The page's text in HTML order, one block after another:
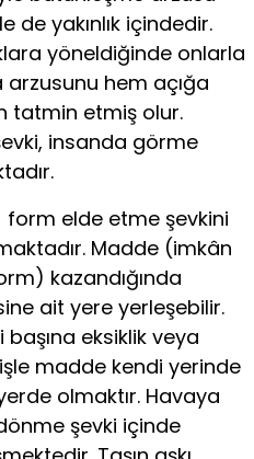
de yakınlık içindedir.
yöneldiğinde onlarla
hem açığa
tatmin etmiş olur.
insanda görme
elde etme şevkini
Madde (imkân
kazandığında
ait yere yerleşebilir.
eksiklik veya
madde kendi yerinde
olmaktır. Havaya
şevki içinde